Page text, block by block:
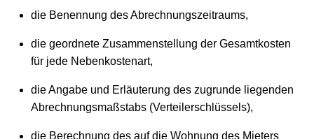
die Benennung des Abrechnungszeitraums,
die geordnete Zusammenstellung der Gesamtkosten
für jede Nebenkostenart,
die Angabe und Erläuterung des zugrunde liegenden
Abrechnungsmaßstabs (Verteilerschlüssels),
die Berechnung des auf die Wohnung des Mieters